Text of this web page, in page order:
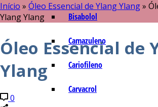
Bisabolol
Camazuleno
Cariofileno
Carvacrol
Início » Óleo Essencial de Ylang Ylang»
Ylang Ylang
Óleo Essencial de
Ylang
0